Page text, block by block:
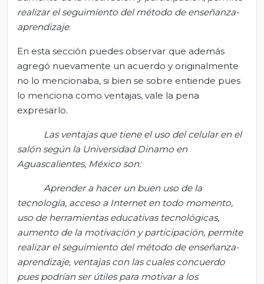
realizar el seguimiento del método de enseñanza-
aprendizaje.
En esta sección puedes observar que además
agregó nuevamente un acuerdo y originalmente
no lo mencionaba, si bien se sobre entiende pues
lo menciona como ventajas, vale la pena
expresarlo.
Las ventajas que tiene el uso del celular en el
salón según la Universidad Dinamo en
Aguascalientes, México son:
Aprender a hacer un buen uso de la
tecnología, acceso a Internet en todo momento,
uso de herramientas educativas tecnológicas,
aumento de la motivación y participación, permite
realizar el seguimiento del método de enseñanza-
aprendizaje, ventajas con las cuales concuerdo
pues podrían ser útiles para motivar a los